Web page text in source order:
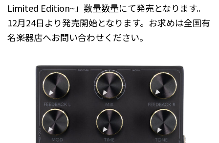
Limited Edition~」数量数量にて発売となります。
12月24日より発売開始となります。お求めは全国有
名楽器店へお問い合わせください。